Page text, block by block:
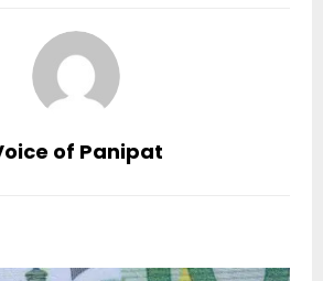
of Panipat